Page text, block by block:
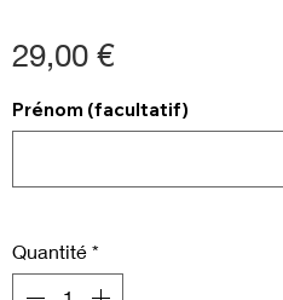
29,00 €Prix
Prénom (facultatif)
Quantité *